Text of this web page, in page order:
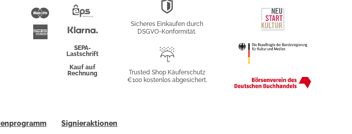
Maestro
American
Express
Überweisung
SEPA-
Lastschrift
Kauf auf
Rechnung
Sicheres Einkaufen durch
DSGVO-Konformität.
Käuferschutz
Trusted Shop Käuferschutz
€100 kostenlos abgesichert.
Signieraktionen